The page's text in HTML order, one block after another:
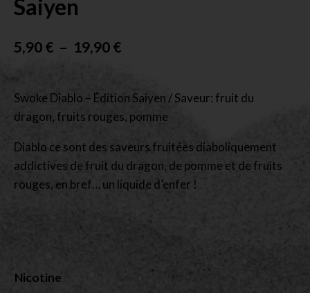
Saiyen
5,90€ – 19,90€
Swoke Diablo – Édition Saiyen / Saveur: fruit du
dragon, fruits rouges, pomme
Diablo ce sont des saveurs fruitées diaboliquement
addictives de fruit du dragon, de pomme et de fruits
rouges, en bref… un liquide d’enfer !
Nicotine